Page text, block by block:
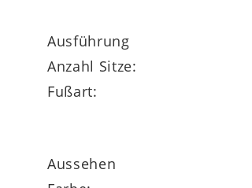
Ausführung
Anzahl Sitze:
Fußart:
Aussehen